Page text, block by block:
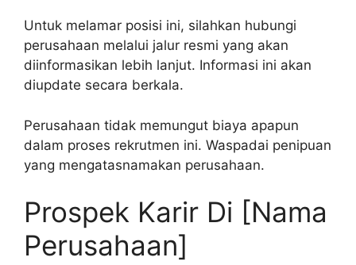
Untuk melamar posisi ini, silahkan hubungi
perusahaan melalui jalur resmi yang akan
diinformasikan lebih lanjut. Informasi ini akan
diupdate secara berkala.
Perusahaan tidak memungut biaya apapun
dalam proses rekrutmen ini. Waspadai penipuan
yang mengatasnamakan perusahaan.
Prospek Karir Di [Nama
Perusahaan]